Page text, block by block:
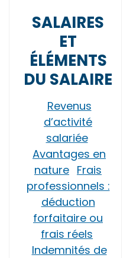
SALAIRES
ET
ÉLÉMENTS
DU SALAIRE
Revenus
d’activité
salariée
Avantages en
nature Frais
professionnels :
déduction
forfaitaire ou
frais réels
Indemnités de